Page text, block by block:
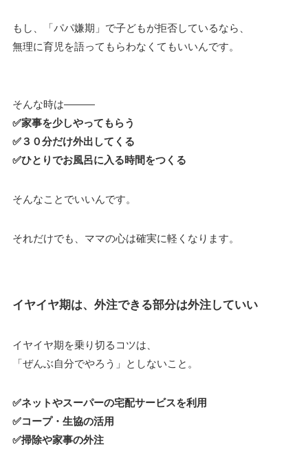
もし、「パパ嫌期」で子どもが拒否しているなら、
無理に育児を語ってもらわなくてもいいんです。
そんな時は———
✅家事を少しやってもらう
✅３０分だけ外出してくる
✅ひとりでお風呂に入る時間をつくる
そんなことでいいんです。
それだけでも、ママの心は確実に軽くなります。
イヤイヤ期は、外注できる部分は外注していい
イヤイヤ期を乗り切るコツは、
「ぜんぶ自分でやろう」としないこと。
✅ネットやスーパーの宅配サービスを利用
✅コープ・生協の活用
✅掃除や家事の外注